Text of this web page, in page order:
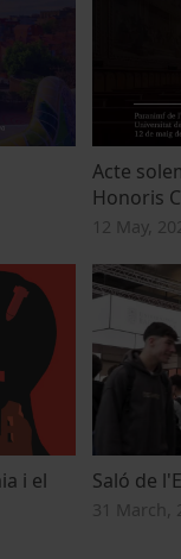
Acte
Honoris
12 May,
i el
Saló de
31 March,